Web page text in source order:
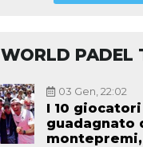
WORLD PADEL
03 Gen, 22:02
I 10
guadagnato